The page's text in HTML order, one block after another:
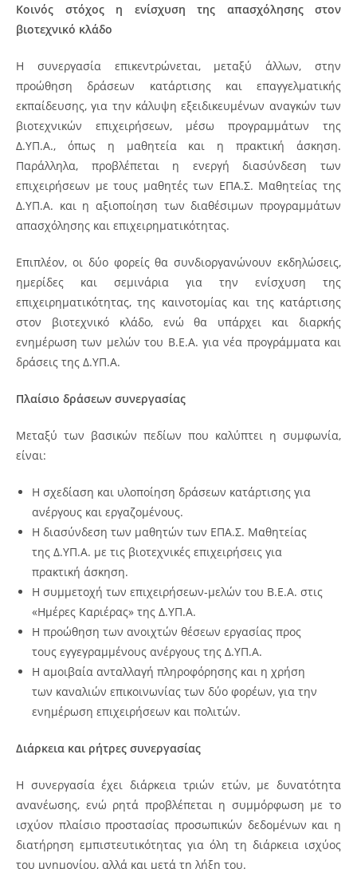
Κοινός στόχος η ενίσχυση της απασχόλησης στον
βιοτεχνικό κλάδο
Η συνεργασία επικεντρώνεται, μεταξύ άλλων, στην
προώθηση δράσεων κατάρτισης και επαγγελματικής
εκπαίδευσης, για την κάλυψη εξειδικευμένων αναγκών των
βιοτεχνικών επιχειρήσεων, μέσω προγραμμάτων της
Δ.ΥΠ.Α., όπως η μαθητεία και η πρακτική άσκηση.
Παράλληλα, προβλέπεται η ενεργή διασύνδεση των
επιχειρήσεων με τους μαθητές των ΕΠΑ.Σ. Μαθητείας της
Δ.ΥΠ.Α. και η αξιοποίηση των διαθέσιμων προγραμμάτων
απασχόλησης και επιχειρηματικότητας.
Επιπλέον, οι δύο φορείς θα συνδιοργανώνουν εκδηλώσεις,
ημερίδες και σεμινάρια για την ενίσχυση της
επιχειρηματικότητας, της καινοτομίας και της κατάρτισης
στον βιοτεχνικό κλάδο, ενώ θα υπάρχει και διαρκής
ενημέρωση των μελών του Β.Ε.Α. για νέα προγράμματα και
δράσεις της Δ.ΥΠ.Α.
Πλαίσιο δράσεων συνεργασίας
Μεταξύ των βασικών πεδίων που καλύπτει η συμφωνία,
είναι:
Η σχεδίαση και υλοποίηση δράσεων κατάρτισης για
ανέργους και εργαζομένους.
Η διασύνδεση των μαθητών των ΕΠΑ.Σ. Μαθητείας
της Δ.ΥΠ.Α. με τις βιοτεχνικές επιχειρήσεις για
πρακτική άσκηση.
Η συμμετοχή των επιχειρήσεων-μελών του Β.Ε.Α. στις
«Ημέρες Καριέρας» της Δ.ΥΠ.Α.
Η προώθηση των ανοιχτών θέσεων εργασίας προς
τους εγγεγραμμένους ανέργους της Δ.ΥΠ.Α.
Η αμοιβαία ανταλλαγή πληροφόρησης και η χρήση
των καναλιών επικοινωνίας των δύο φορέων, για την
ενημέρωση επιχειρήσεων και πολιτών.
Διάρκεια και ρήτρες συνεργασίας
Η συνεργασία έχει διάρκεια τριών ετών, με δυνατότητα
ανανέωσης, ενώ ρητά προβλέπεται η συμμόρφωση με το
ισχύον πλαίσιο προστασίας προσωπικών δεδομένων και η
διατήρηση εμπιστευτικότητας για όλη τη διάρκεια ισχύος
του μνημονίου, αλλά και μετά τη λήξη του.